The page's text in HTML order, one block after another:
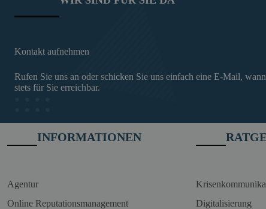
Kontakt aufnehmen
Rufen Sie uns an oder schicken Sie uns einfach eine E-Mail,
stets für Sie erreichbar.
INFORMATIONEN
Agentur
Online Reputationsmanagement
Digitalisierung